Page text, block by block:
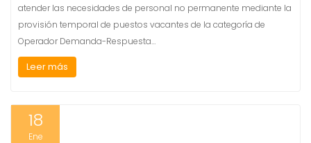
atender las necesidades de personal no permanente mediante la
provisión temporal de puestos vacantes de la categoría de
Operador Demanda-Respuesta…
Leer más
18
Ene